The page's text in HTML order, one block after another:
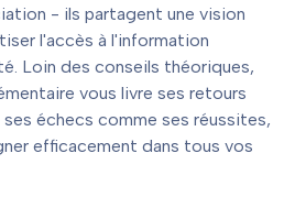
- ils partagent une vision
l'accès à l'information
Loin des conseils théoriques,
vous livre ses retours
échecs comme ses réussites,
efficacement dans tous vos